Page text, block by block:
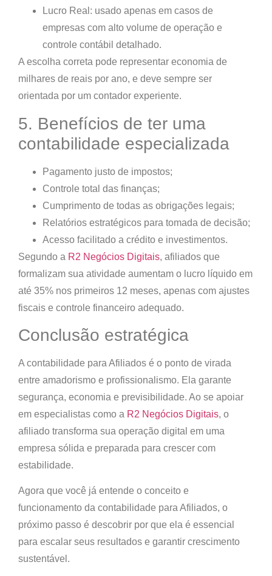
Lucro Real: usado apenas em casos de
empresas com alto volume de operação e
controle contábil detalhado.
A escolha correta pode representar economia de
milhares de reais por ano, e deve sempre ser
orientada por um contador experiente.
5. Benefícios de ter uma
contabilidade especializada
Pagamento justo de impostos;
Controle total das finanças;
Cumprimento de todas as obrigações legais;
Relatórios estratégicos para tomada de decisão;
Acesso facilitado a crédito e investimentos.
Segundo a R2 Negócios Digitais, afiliados que
formalizam sua atividade aumentam o lucro líquido em
até 35% nos primeiros 12 meses, apenas com ajustes
fiscais e controle financeiro adequado.
Conclusão estratégica
A contabilidade para Afiliados é o ponto de virada
entre amadorismo e profissionalismo. Ela garante
segurança, economia e previsibilidade. Ao se apoiar
em especialistas como a R2 Negócios Digitais, o
afiliado transforma sua operação digital em uma
empresa sólida e preparada para crescer com
estabilidade.
Agora que você já entende o conceito e
funcionamento da contabilidade para Afiliados, o
próximo passo é descobrir por que ela é essencial
para escalar seus resultados e garantir crescimento
sustentável.